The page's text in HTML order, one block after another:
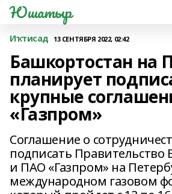
Юшатыр
Иҡтисад 13 СЕНТЯБРЯ 2022, 02:42
Башкортостан на
планирует
крупные
«Газпром»
Соглашение о
подписать Правительство
и ПАО «Газпром» на
международном газовом